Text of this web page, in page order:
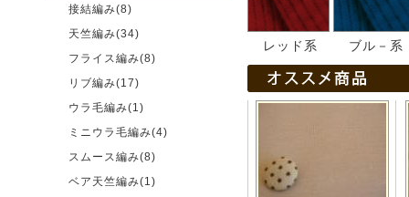
接結編み(8)
天竺編み(34)
フライス編み(8)
リブ編み(17)
ウラ毛編み(1)
ミニウラ毛編み(4)
スムース編み(8)
ベア天竺編み(1)
レッド系 ブル－系